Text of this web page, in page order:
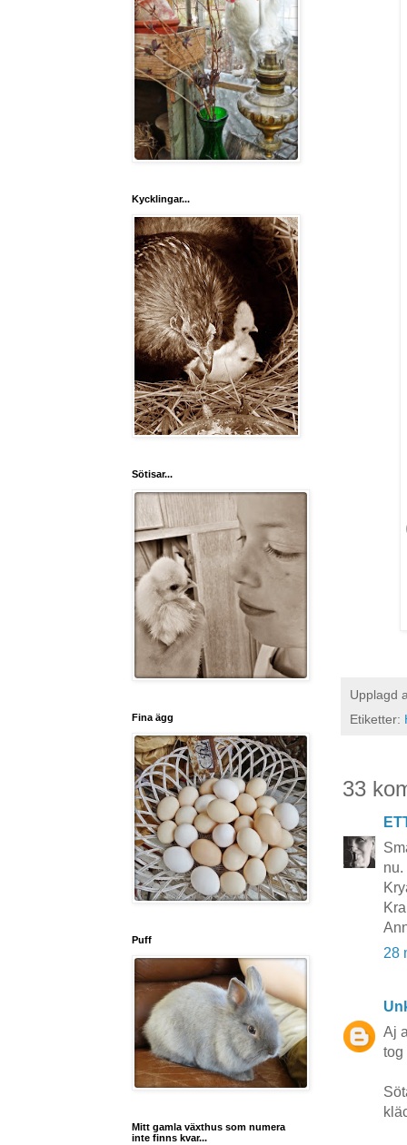
Upplagd
Etiketter:
33
28
Aj
tog
Kycklingar...
Sötisar...
Fina ägg
Puff
Mitt gamla växthus som numera
inte finns kvar...